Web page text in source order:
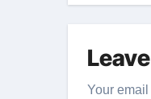
Your